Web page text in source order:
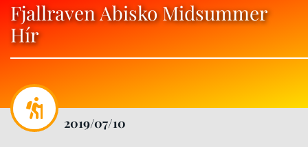
Fjallraven Abisko Midsummer
Hír
2019/07/10